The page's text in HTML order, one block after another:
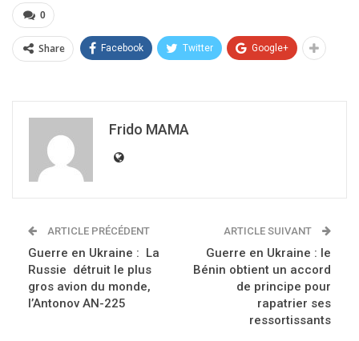
0
Share Facebook Twitter Google+
Frido MAMA
ARTICLE PRÉCÉDENT
Guerre en Ukraine : La
Russie détruit le plus
gros avion du monde,
l’Antonov AN-225
ARTICLE SUIVANT
Guerre en Ukraine : le
Bénin obtient un accord
de principe pour
rapatrier ses
ressortissants